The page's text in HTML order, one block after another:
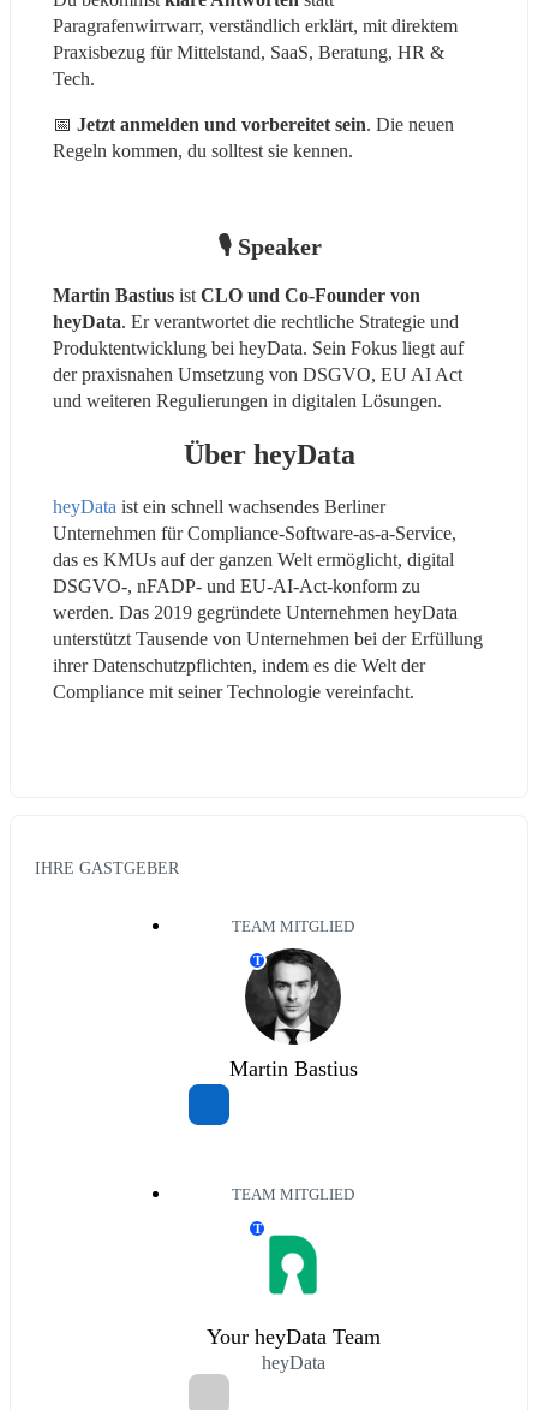
Paragrafenwirrwarr, verständlich erklärt, mit direktem
Praxisbezug für Mittelstand, SaaS, Beratung, HR &
Tech.
📅 Jetzt anmelden und vorbereitet sein. Die neuen
Regeln kommen, du solltest sie kennen.
🎙 Speaker
Martin Bastius ist CLO und Co-Founder von
heyData. Er verantwortet die rechtliche Strategie und
Produktentwicklung bei heyData. Sein Fokus liegt auf
der praxisnahen Umsetzung von DSGVO, EU AI Act
und weiteren Regulierungen in digitalen Lösungen.
Über heyData
heyData ist ein schnell wachsendes Berliner
Unternehmen für Compliance-Software-as-a-Service,
das es KMUs auf der ganzen Welt ermöglicht, digital
DSGVO-, nFADP- und EU-AI-Act-konform zu
werden. Das 2019 gegründete Unternehmen heyData
unterstützt Tausende von Unternehmen bei der Erfüllung
ihrer Datenschutzpflichten, indem es die Welt der
Compliance mit seiner Technologie vereinfacht.
IHRE GASTGEBER
TEAM MITGLIED
T
Martin Bastius
TEAM MITGLIED
T
Your heyData Team
heyData